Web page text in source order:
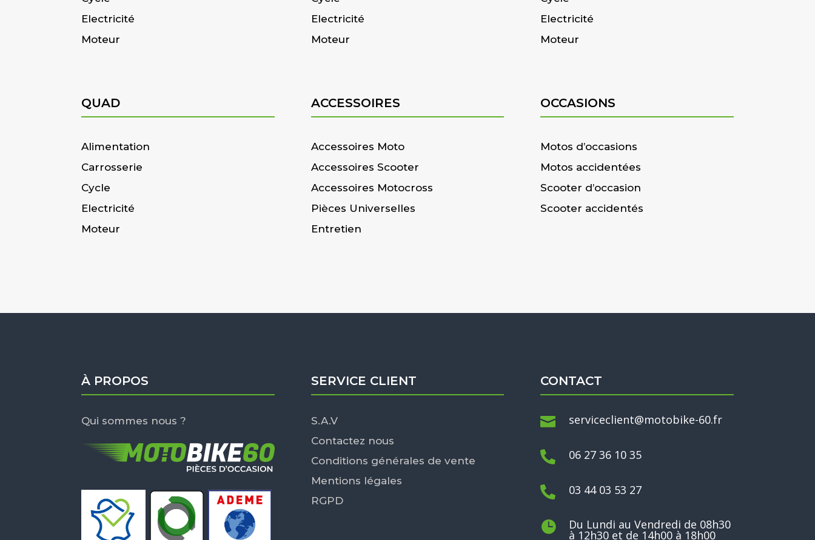
Electricité
Moteur
Electricité
Moteur
Electricité
Moteur
QUAD
Alimentation
Carrosserie
Cycle
Electricité
Moteur
ACCESSOIRES
Accessoires Moto
Accessoires Scooter
Accessoires Motocross
Pièces Universelles
Entretien
OCCASIONS
Motos d’occasions
Motos accidentées
Scooter d’occasion
Scooter accidentés
À PROPOS
Qui sommes nous ?
SERVICE CLIENT
S.A.V
Contactez nous
Conditions générales de vente
Mentions légales
RGPD
CONTACT
 serviceclient@motobike-60.fr
 06 27 36 10 35
 03 44 03 53 27
 Du Lundi au Vendredi de 08h30
à 12h30 et de 14h00 à 18h00